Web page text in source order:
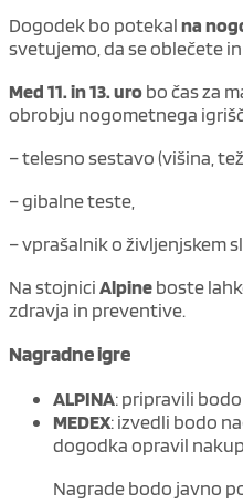
Dogodek bo potekalna
svetujemo, da se oblečete
Med 11. in 13. urobo čas za
obrobju nogometnega
– telesno sestavo (višina,
– gibalne teste,
– vprašalnik o življenjskem
Na stojniciAlpineboste
zdravja in preventive.
Nagradne igre
ALPINA: pripravili
MEDEX: izvedli bodo
dogodka opravil
Nagrade bodo javno